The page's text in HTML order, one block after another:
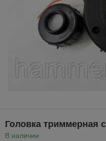
Головка триммерная
В наличии